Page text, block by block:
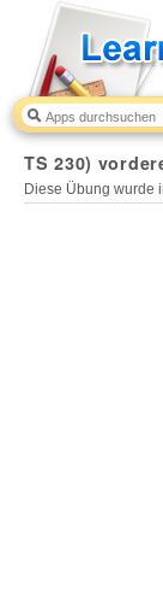
TS 230)
Diese Übung wurde